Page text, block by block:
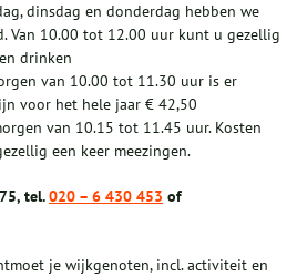
dinsdag en donderdag hebben we
Van 10.00 tot 12.00 uur kunt u gezellig
drinken
van 10.00 tot 11.30 uur is er
voor het hele jaar € 42,50
van 10.15 tot 11.45 uur. Kosten
een keer meezingen.
tel.020 – 6 430 453 of
je wijkgenoten, incl. activiteit en